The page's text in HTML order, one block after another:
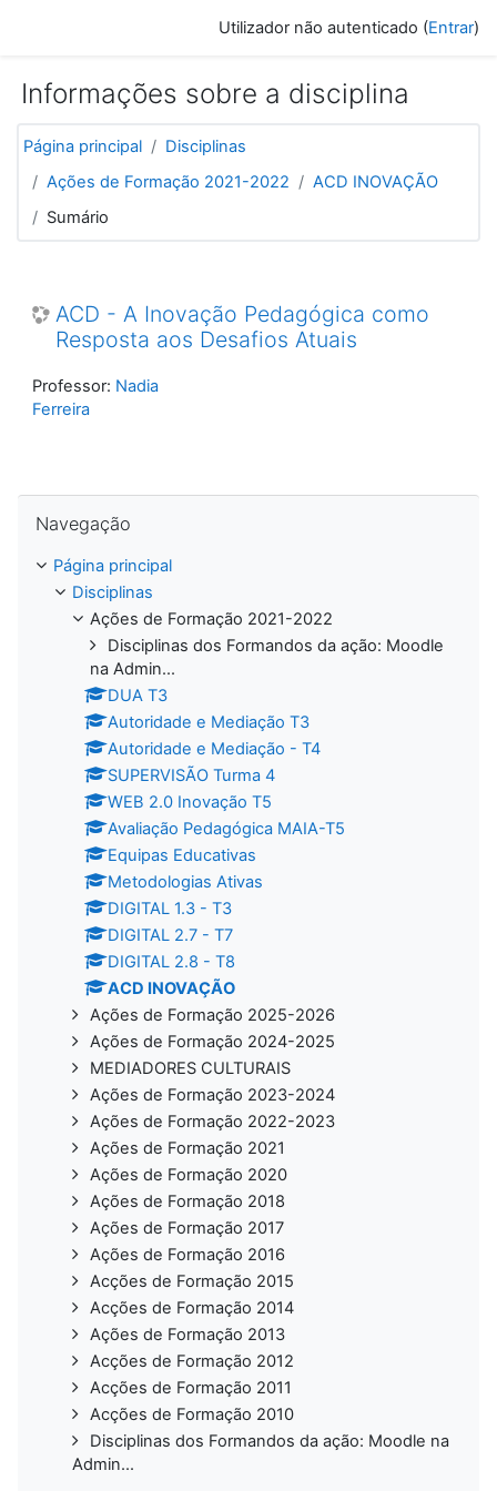
Utilizador não autenticado (Entrar)
Informações sobre a disciplina
Página principal
Disciplinas
Ações de Formação 2021-2022
ACD INOVAÇÃO
Sumário
ACD - A Inovação Pedagógica como
Resposta aos Desafios Atuais
Professor: Nadia
Ferreira
Navegação
Página principal
Disciplinas
Ações de Formação 2021-2022
Disciplinas dos Formandos da ação: Moodle
na Admin...
DUA T3
Autoridade e Mediação T3
Autoridade e Mediação - T4
SUPERVISÃO Turma 4
WEB 2.0 Inovação T5
Avaliação Pedagógica MAIA-T5
Equipas Educativas
Metodologias Ativas
DIGITAL 1.3 - T3
DIGITAL 2.7 - T7
DIGITAL 2.8 - T8
ACD INOVAÇÃO
Ações de Formação 2025-2026
Ações de Formação 2024-2025
MEDIADORES CULTURAIS
Ações de Formação 2023-2024
Ações de Formação 2022-2023
Ações de Formação 2021
Ações de Formação 2020
Ações de Formação 2018
Ações de Formação 2017
Ações de Formação 2016
Acções de Formação 2015
Acções de Formação 2014
Ações de Formação 2013
Acções de Formação 2012
Acções de Formação 2011
Acções de Formação 2010
Disciplinas dos Formandos da ação: Moodle na
Admin...